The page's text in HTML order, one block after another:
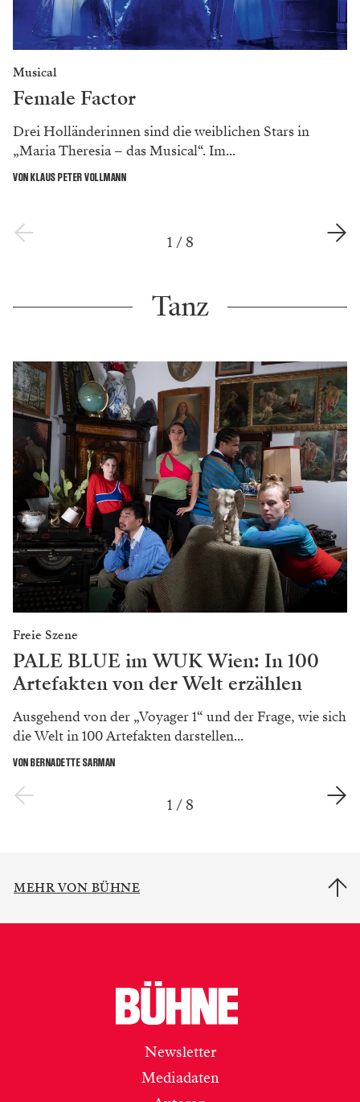
Musical
Female Factor
Drei Holländerinnen sind die weiblichen Stars in
„Maria Theresia – das Musical“. Im...
VON KLAUS PETER VOLLMANN
1 / 8
Tanz
Freie Szene
PALE BLUE im WUK Wien: In 100
Artefakten von der Welt erzählen
Ausgehend von der „Voyager 1“ und der Frage, wie sich
die Welt in 100 Artefakten darstellen...
VON BERNADETTE SARMAN
1 / 8
MEHR VON BÜHNE
Newsletter
Mediadaten